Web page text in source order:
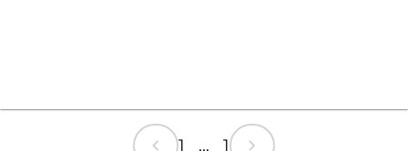
chevron_left 1 ... 1 chevron_right